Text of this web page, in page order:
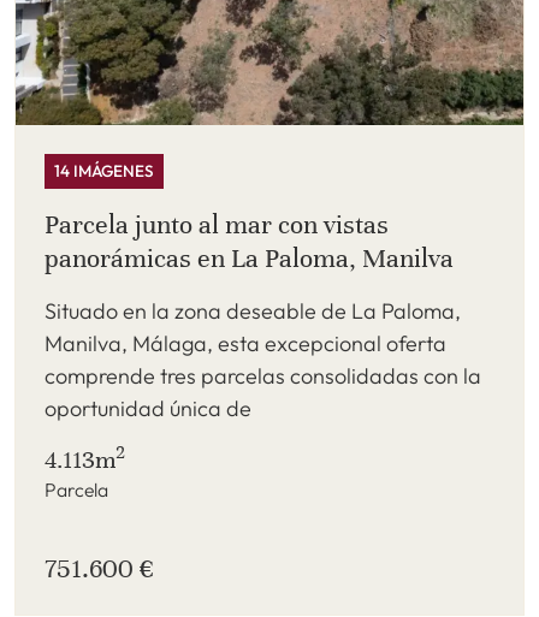
14 IMÁGENES
Parcela junto al mar con vistas
panorámicas en La Paloma, Manilva
Situado en la zona deseable de La Paloma,
Manilva, Málaga, esta excepcional oferta
comprende tres parcelas consolidadas con la
oportunidad única de
4.113m2
Parcela
751.600 €